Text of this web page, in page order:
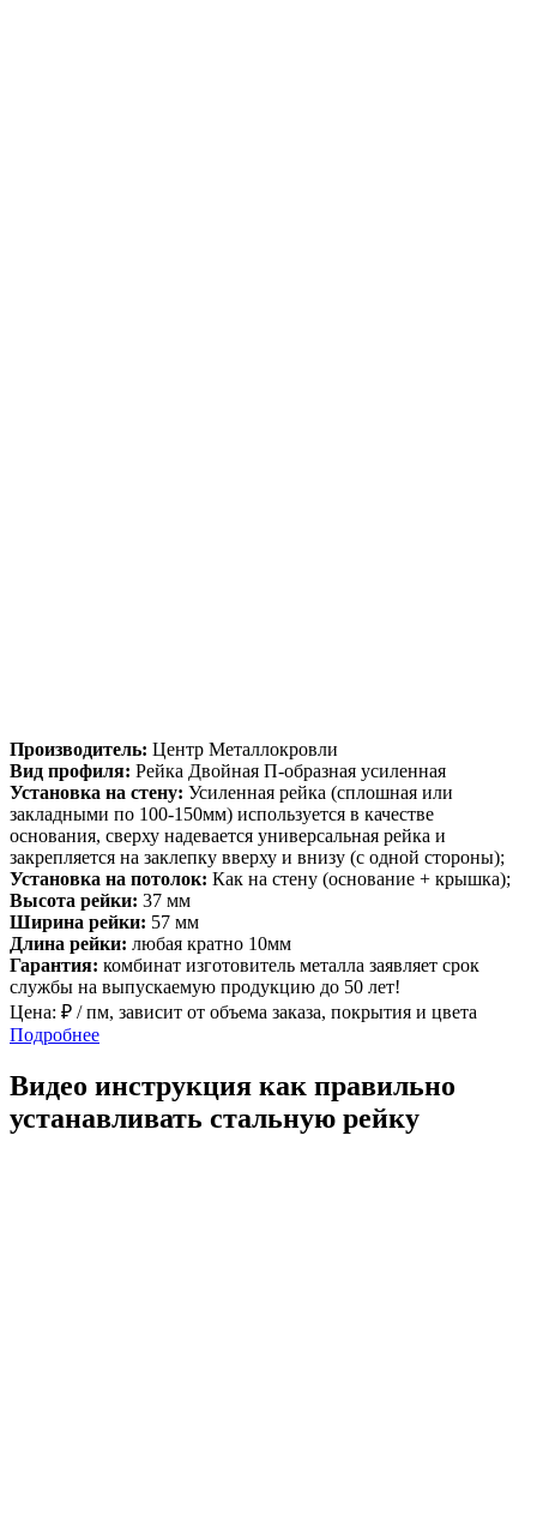
Производитель: Центр Металлокровли
Вид профиля: Рейка Двойная П-образная усиленная
Установка на стену: Усиленная рейка (сплошная или
закладными по 100-150мм) используется в качестве
основания, сверху надевается универсальная рейка и
закрепляется на заклепку вверху и внизу (с одной стороны);
Установка на потолок: Как на стену (основание + крышка);
Высота рейки: 37 мм
Ширина рейки: 57 мм
Длина рейки: любая кратно 10мм
Гарантия: комбинат изготовитель металла заявляет срок
службы на выпускаемую продукцию до 50 лет!
Цена: ₽ / пм, зависит от объема заказа, покрытия и цвета
Подробнее
Видео инструкция как правильно
устанавливать стальную рейку